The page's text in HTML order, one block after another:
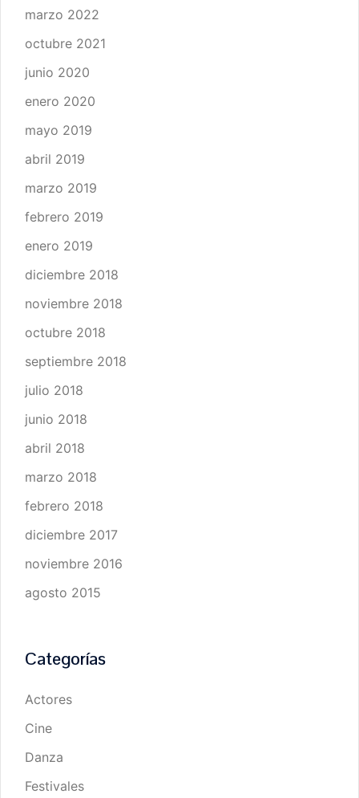
marzo 2022
octubre 2021
junio 2020
enero 2020
mayo 2019
abril 2019
marzo 2019
febrero 2019
enero 2019
diciembre 2018
noviembre 2018
octubre 2018
septiembre 2018
julio 2018
junio 2018
abril 2018
marzo 2018
febrero 2018
diciembre 2017
noviembre 2016
agosto 2015
Categorías
Actores
Cine
Danza
Festivales